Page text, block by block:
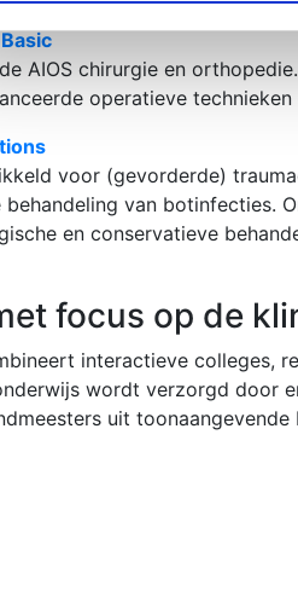
AIOS chirurgie en
operatieve
voor (gevorderde)
van botinfecties.
en conservatieve
focus op de
interactieve colleges,
wordt verzorgd door
uit toonaangevende